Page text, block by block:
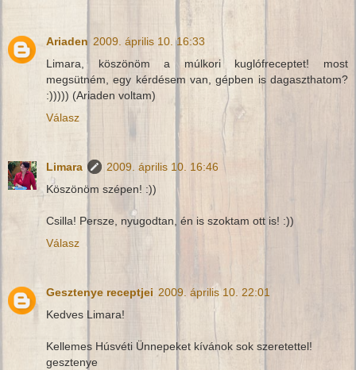
Ariaden 2009. április 10. 16:33
Limara, köszönöm a múlkori kuglófreceptet! most
megsütném, egy kérdésem van, gépben is dagaszthatom?
:))))) (Ariaden voltam)
Válasz
Limara
2009. április 10. 16:46
Köszönöm szépen! :))
Csilla! Persze, nyugodtan, én is szoktam ott is! :))
Válasz
Gesztenye receptjei 2009. április 10. 22:01
Kedves Limara!
Kellemes Húsvéti Ünnepeket kívánok sok szeretettel!
gesztenye